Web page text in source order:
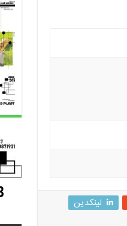
لینکدین